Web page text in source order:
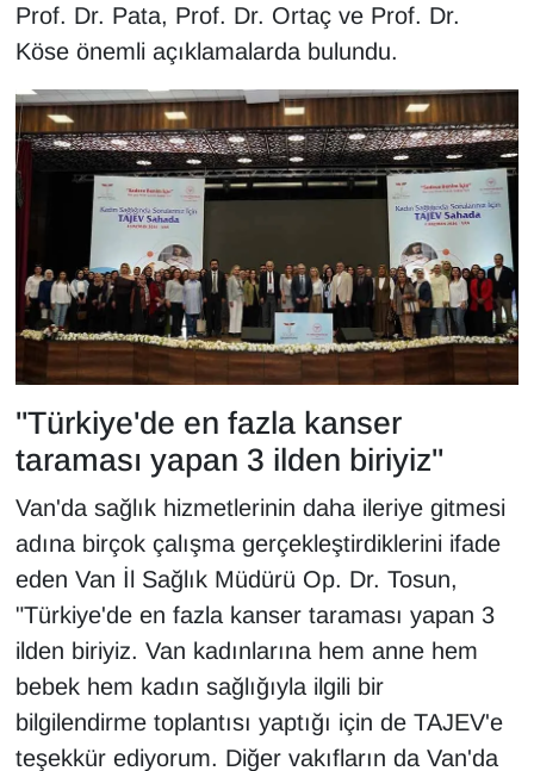
Prof. Dr. Pata, Prof. Dr. Ortaç ve Prof. Dr.
Köse önemli açıklamalarda bulundu.
"Türkiye'de en fazla kanser
taraması yapan 3 ilden biriyiz"
Van'da sağlık hizmetlerinin daha ileriye gitmesi
adına birçok çalışma gerçekleştirdiklerini ifade
eden Van İl Sağlık Müdürü Op. Dr. Tosun,
"Türkiye'de en fazla kanser taraması yapan 3
ilden biriyiz. Van kadınlarına hem anne hem
bebek hem kadın sağlığıyla ilgili bir
bilgilendirme toplantısı yaptığı için de TAJEV'e
teşekkür ediyorum. Diğer vakıfların da Van'da